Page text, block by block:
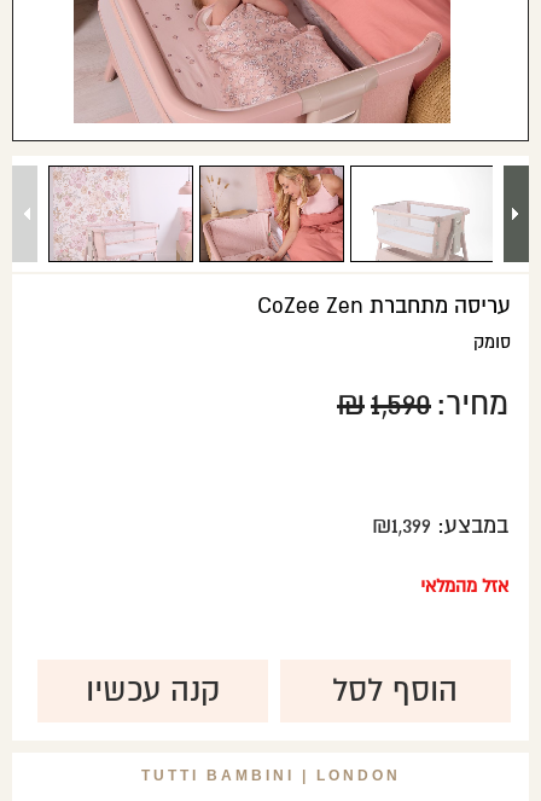
עריסה מתחברת CoZee Zen
סומק
מחיר: ₪1,590
במבצע: ₪1,399
אזל מהמלאי
הוסף לסל קנה עכשיו
TUTTI BAMBINI | LONDON